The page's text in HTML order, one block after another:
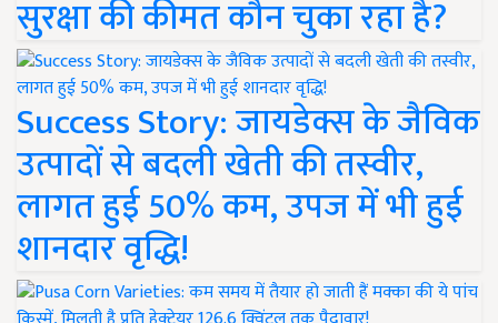
सुरक्षा की कीमत कौन चुका रहा है?
Success Story: जायडेक्स के जैविक
उत्पादों से बदली खेती की तस्वीर,
लागत हुई 50% कम, उपज में भी हुई
शानदार वृद्धि!